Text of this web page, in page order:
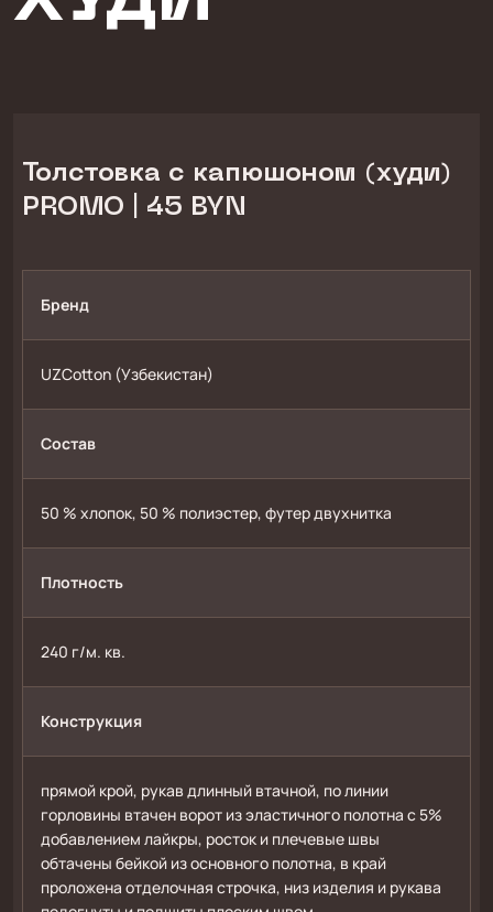
Толстовка с капюшоном (худи)
PROMO | 45 BYN
Бренд
UZCotton (Узбекистан)
Состав
50 % хлопок, 50 % полиэстер, футер двухнитка
Плотность
240 г/м. кв.
Конструкция
прямой крой, рукав длинный втачной, по линии
горловины втачен ворот из эластичного полотна с 5%
добавлением лайкры, росток и плечевые швы
обтачены бейкой из основного полотна, в край
проложена отделочная строчка, низ изделия и рукава